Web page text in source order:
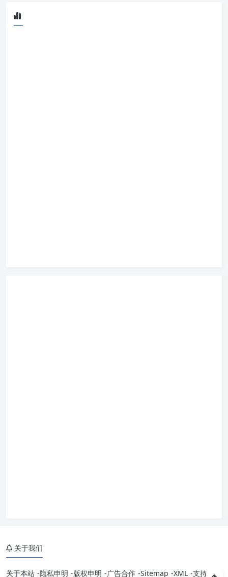
关于我们
关于本站 -隐私申明 -版权申明 -广告合作 -Sitemap -XML -支持我